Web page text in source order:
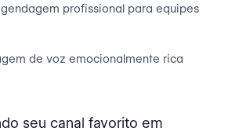
profissional para equipes
de voz emocionalmente rica
seu canal favorito em